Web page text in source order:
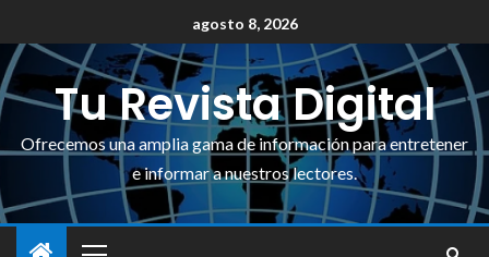
agosto 8, 2026
Tu Revista Digital
Ofrecemos una amplia gama de información para entretener
e informar a nuestros lectores.